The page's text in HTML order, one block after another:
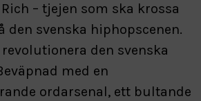
– tjejen som ska krossa
den svenska hiphopscenen.
den svenska
med en
ordarsenal, ett bultande